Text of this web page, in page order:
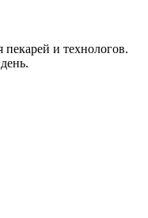
и технологов.